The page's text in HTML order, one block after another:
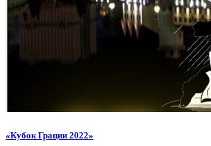
«Кубок Грации 2022»